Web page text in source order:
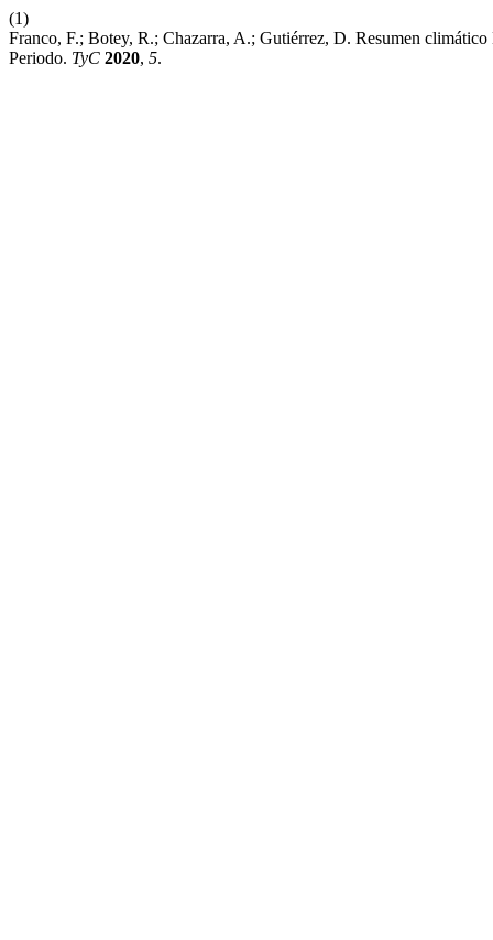
(1)
Franco, F.; Botey, R.; Chazarra, A.; Gutiérrez, D. Resumen
Periodo. TyC 2020, 5.